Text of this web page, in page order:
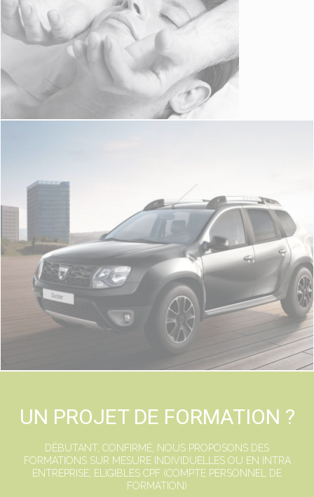
UN PROJET DE FORMATION ?
DÉBUTANT, CONFIRMÉ, NOUS PROPOSONS DES
FORMATIONS SUR MESURE INDIVIDUELLES OU EN INTRA
ENTREPRISE, ELIGIBLES CPF (COMPTE PERSONNEL DE
FORMATION)